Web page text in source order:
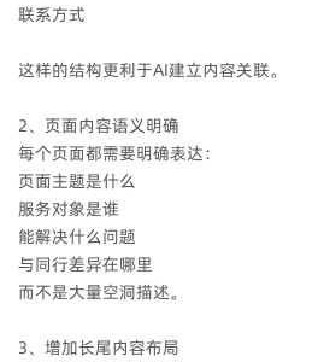
联系方式
这样的结构更利于AI建立内容关联。
2、页面内容语义明确
每个页面都需要明确表达：
页面主题是什么
服务对象是谁
能解决什么问题
与同行差异在哪里
而不是大量空洞描述。
3、增加长尾内容布局